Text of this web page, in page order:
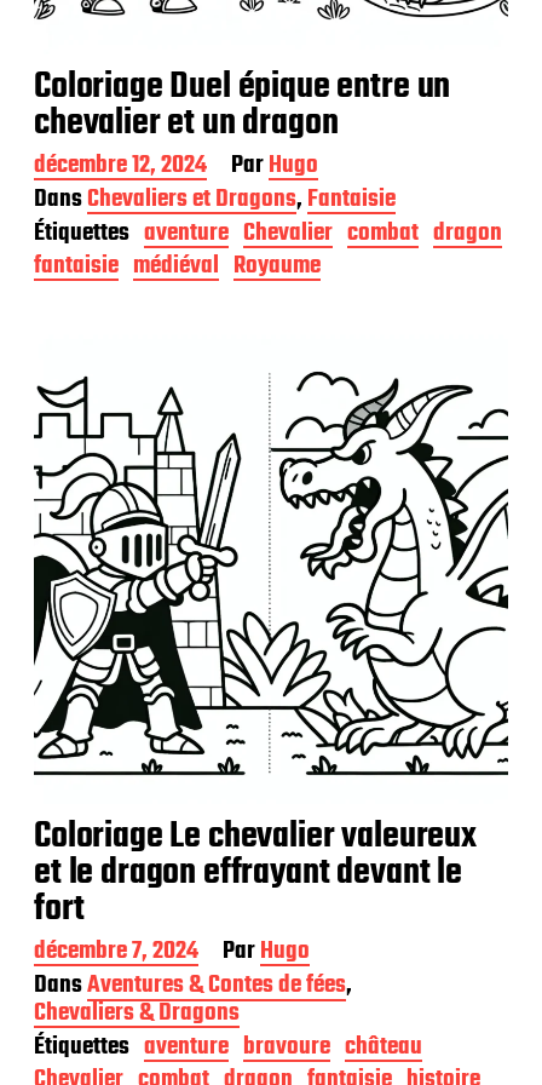
Coloriage Duel épique entre un
chevalier et un dragon
D
a
t
e
d
e
l
c
a
t
i
o
n
décembre 12, 2024 ParHugo
DansChevaliers et Dragons,Fantaisie
Étiquettes aventure Chevalier combat dragon
fantaisie médiéval Royaume
Coloriage Le chevalier valeureux
et le dragon effrayant devant le
fort
D
a
t
e
d
e
décembre 7, 2024 ParHugo
DansAventures & Contes de fées,
Chevaliers & Dragons
Étiquettes aventure bravoure château